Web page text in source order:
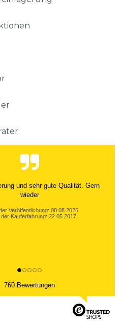
geduldig und kompetent. Bei uns
leider viel zu tun, da wir nicht g...
Veröffentlichung: 01.08.2026
der Kauferfahrung: 04.07.2026
760 Bewertungen